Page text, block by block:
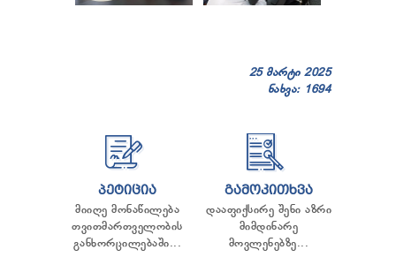
25 მარტი 2025
ნახვა: 1694
ᲞᲔᲢᲘᲪᲘᲐ
მიიღე მონაწილება
თვითმართველობის
განხორცილებაში...
ᲒᲐᲛᲝᲙᲘᲗᲮᲕᲐ
დააფიქსირე შენი აზრი
მიმდინარე
მოვლენებზე...